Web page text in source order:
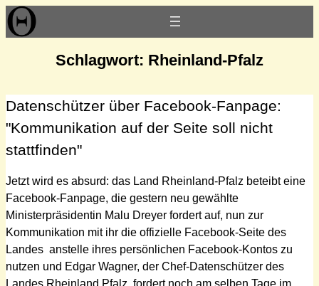
Zum
Inhalt
Schlagwort: Rheinland-Pfalz
Datenschützer über Facebook-Fanpage:
"Kommunikation auf der Seite soll nicht
stattfinden"
Jetzt wird es absurd: das Land Rheinland-Pfalz beteibt eine
Facebook-Fanpage, die gestern neu gewählte
Ministerpräsidentin Malu Dreyer fordert auf, nun zur
Kommunikation mit ihr die offizielle Facebook-Seite des
Landes anstelle ihres persönlichen Facebook-Kontos zu
nutzen und Edgar Wagner, der Chef-Datenschützer des